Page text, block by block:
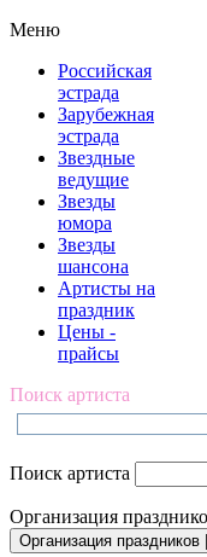
Меню
Российская
эстрада
Зарубежная
эстрада
Звездные
ведущие
Звезды
юмора
Звезды
шансона
Артисты на
праздник
Цены -
прайсы
Поиск артиста
Поиск артиста
Организация
Организация праздников